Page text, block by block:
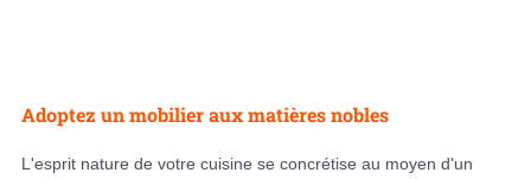
Adoptez un mobilier aux matières nobles
L'esprit nature de votre cuisine se concrétise au moyen d'un